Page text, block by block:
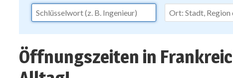
Öffnungszeiten in